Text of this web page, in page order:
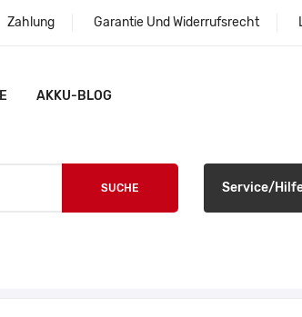
Zahlung Garantie Und Widerrufsrecht
AKKU-BLOG
SUCHE Service/